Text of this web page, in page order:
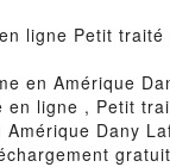
ligne Petit
en Amérique
en ligne , Petit
Dany
gratuit